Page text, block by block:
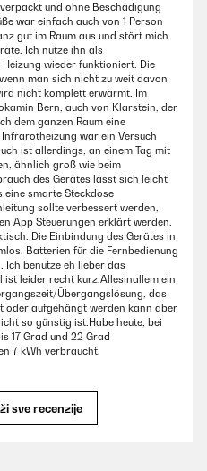
und ohne Beschädigung
war einfach auch von 1 Person
gut im Raum aus und stört mich
Ich nutze ihn als
wieder funktioniert. Die
man sich nicht zu weit davon
nicht komplett erwärmt. Im
Bern, auch von Klarstein, der
dem ganzen Raum eine
war ein Versuch
ist allerdings, an einem Tag mit
ähnlich groß wie beim
des Gerätes lässt sich leicht
eine smarte Steckdose
sollte verbessert werden,
App Steuerungen erklärt werden.
Die Einbindung des Gerätes in
Batterien für die Fernbedienung
benutze eh lieber das
ist leider recht kurz.Allesinallem ein
Übergangslösung, das
oder aufgehängt werden kann aber
so günstig ist.Habe heute, bei
17 Grad und 22 Grad
7 kWh verbraucht.
sve recenzije